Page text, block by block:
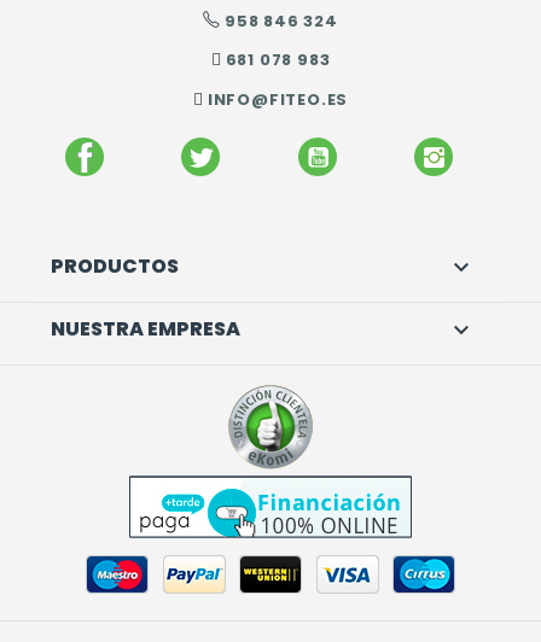
958 846 324
681 078 983
INFO@FITEO.ES
FACEBOOK TWITTER YOUTUBE
PRODUCTOS 
NUESTRA EMPRESA 